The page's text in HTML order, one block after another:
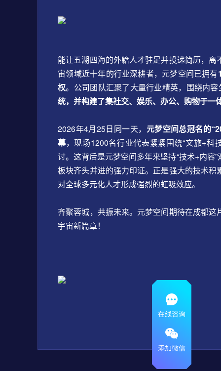
能让五湖四海的外籍人才驻足并投递简历，
宙领域近十年的行业深耕者，元梦空间已拥有
权。公司团队汇聚了大量行业精英，围绕内
统，并构建了集社交、娱乐、办公、购物于一
2026年4月25日同一天， 元梦空间总冠名的
幕，现场1200名行业代表紧紧围绕“文旅+科
讨。这背后是元梦空间多年来坚持“技术+内容
板块齐头并进的强力印证。正是强大的技术
对全球多元化人才形成强烈的虹吸效应。
齐聚蓉城，共振未来。元梦空间期待在成都
宇宙新篇章！